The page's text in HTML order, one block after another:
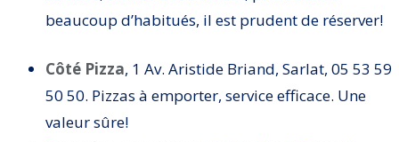
beaucoup d’habitués, il est prudent de réserver!
Côté Pizza, 1 Av. Aristide Briand, Sarlat, 05 53 59
50 50. Pizzas à emporter, service efficace. Une
valeur sûre!